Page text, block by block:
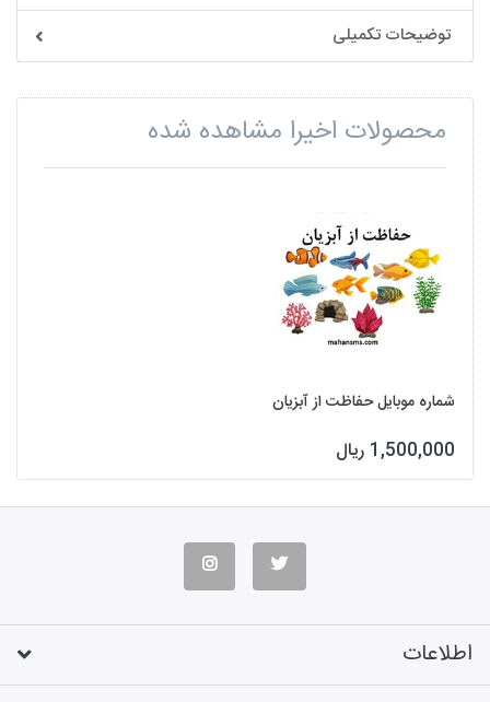
توضیحات تکمیلی
محصولات اخیرا مشاهده شده
شماره موبایل حفاظت از آبزیان
1,500,000 ریال
اطلاعات